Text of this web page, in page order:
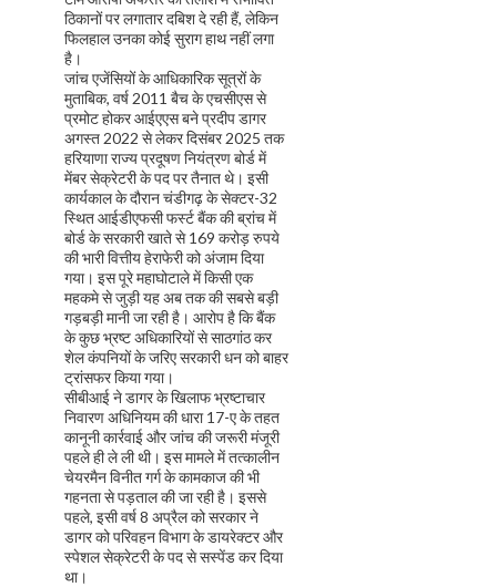
ठिकानों पर लगातार दबिश दे रही हैं, लेकिन
फिलहाल उनका कोई सुराग हाथ नहीं लगा
है।
जांच एजेंसियों के आधिकारिक सूत्रों के
मुताबिक, वर्ष 2011 बैच के एचसीएस से
प्रमोट होकर आईएएस बने प्रदीप डागर
अगस्त 2022 से लेकर दिसंबर 2025 तक
हरियाणा राज्य प्रदूषण नियंत्रण बोर्ड में
मेंबर सेक्रेटरी के पद पर तैनात थे। इसी
कार्यकाल के दौरान चंडीगढ़ के सेक्टर-32
स्थित आईडीएफसी फर्स्ट बैंक की ब्रांच में
बोर्ड के सरकारी खाते से 169 करोड़ रुपये
की भारी वित्तीय हेराफेरी को अंजाम दिया
गया। इस पूरे महाघोटाले में किसी एक
महकमे से जुड़ी यह अब तक की सबसे बड़ी
गड़बड़ी मानी जा रही है। आरोप है कि बैंक
के कुछ भ्रष्ट अधिकारियों से साठगांठ कर
शेल कंपनियों के जरिए सरकारी धन को बाहर
ट्रांसफर किया गया।
सीबीआई ने डागर के खिलाफ भ्रष्टाचार
निवारण अधिनियम की धारा 17-ए के तहत
कानूनी कार्रवाई और जांच की जरूरी मंजूरी
पहले ही ले ली थी। इस मामले में तत्कालीन
चेयरमैन विनीत गर्ग के कामकाज की भी
गहनता से पड़ताल की जा रही है। इससे
पहले, इसी वर्ष 8 अप्रैल को सरकार ने
डागर को परिवहन विभाग के डायरेक्टर और
स्पेशल सेक्रेटरी के पद से सस्पेंड कर दिया
था।